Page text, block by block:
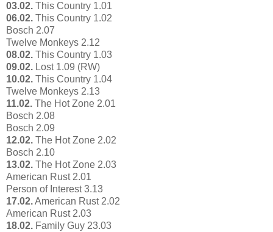
03.02. This Country 1.01
06.02. This Country 1.02
Bosch 2.07
Twelve Monkeys 2.12
08.02. This Country 1.03
09.02. Lost 1.09 (RW)
10.02. This Country 1.04
Twelve Monkeys 2.13
11.02. The Hot Zone 2.01
Bosch 2.08
Bosch 2.09
12.02. The Hot Zone 2.02
Bosch 2.10
13.02. The Hot Zone 2.03
American Rust 2.01
Person of Interest 3.13
17.02.American Rust 2.02
American Rust 2.03
18.02. Family Guy 23.03